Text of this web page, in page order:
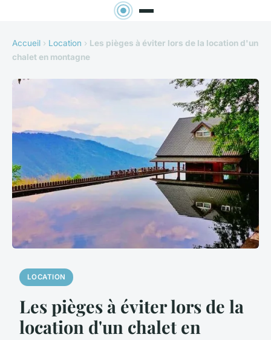
Accueil › Location › Les pièges à éviter lors de la location d'un
chalet en montagne
LOCATION
Les pièges à éviter lors de la
location d'un chalet en